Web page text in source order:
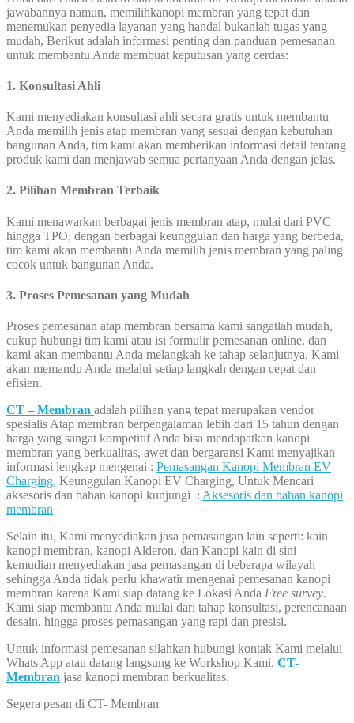
jawabannya namun, memilihkanopi membran yang tepat dan
menemukan penyedia layanan yang handal bukanlah tugas yang
mudah, Berikut adalah informasi penting dan panduan pemesanan
untuk membantu Anda membuat keputusan yang cerdas:
1. Konsultasi Ahli
Kami menyediakan konsultasi ahli secara gratis untuk membantu
Anda memilih jenis atap membran yang sesuai dengan kebutuhan
bangunan Anda, tim kami akan memberikan informasi detail tentang
produk kami dan menjawab semua pertanyaan Anda dengan jelas.
2. Pilihan Membran Terbaik
Kami menawarkan berbagai jenis membran atap, mulai dari PVC
hingga TPO, dengan berbagai keunggulan dan harga yang berbeda,
tim kami akan membantu Anda memilih jenis membran yang paling
cocok untuk bangunan Anda.
3. Proses Pemesanan yang Mudah
Proses pemesanan atap membran bersama kami sangatlah mudah,
cukup hubungi tim kami atau isi formulir pemesanan online, dan
kami akan membantu Anda melangkah ke tahap selanjutnya, Kami
akan memandu Anda melalui setiap langkah dengan cepat dan
efisien.
CT – Membran adalah pilihan yang tepat merupakan vendor
spesialis Atap membran berpengalaman lebih dari 15 tahun dengan
harga yang sangat kompetitif Anda bisa mendapatkan kanopi
membran yang berkualitas, awet dan bergaransi Kami menyajikan
informasi lengkap mengenai : Pemasangan Kanopi Membran EV
Charging, Keunggulan Kanopi EV Charging, Untuk Mencari
aksesoris dan bahan kanopi kunjungi : Aksesoris dan bahan kanopi
membran
Selain itu, Kami menyediakan jasa pemasangan lain seperti: kain
kanopi membran, kanopi Alderon, dan Kanopi kain di sini
kemudian menyediakan jasa pemasangan di beberapa wilayah
sehingga Anda tidak perlu khawatir mengenai pemesanan kanopi
membran karena Kami siap datang ke Lokasi Anda Free survey.
Kami siap membantu Anda mulai dari tahap konsultasi, perencanaan
desain, hingga proses pemasangan yang rapi dan presisi.
Untuk informasi pemesanan silahkan hubungi kontak Kami melalui
Whats App atau datang langsung ke Workshop Kami, CT-
Membran jasa kanopi membran berkualitas.
Segera pesan di CT- Membran